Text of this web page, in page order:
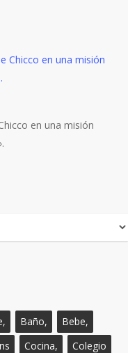
en una misión
Baño,
Bebe,
Cocina,
Colegio